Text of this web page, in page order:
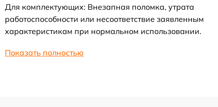
Для комплектующих: Внезапная поломка, утрата
работоспособности или несоответствие заявленным
характеристикам при нормальном использовании.
Показать полностью